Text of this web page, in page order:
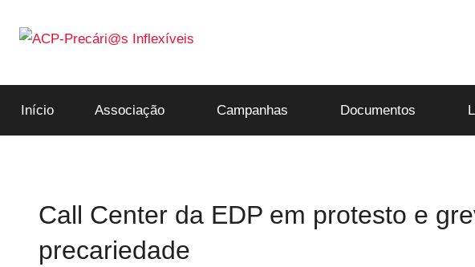
para
ACP-
Precári@s
Início Associação Campanhas Documentos
Call Center da EDP em protesto e
precariedade